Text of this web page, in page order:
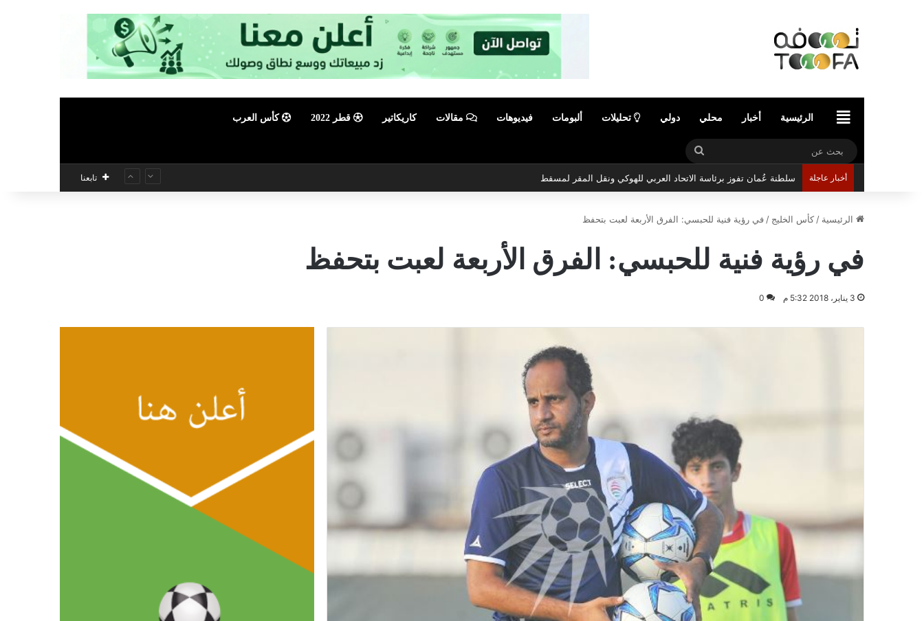
الرئيسيةالرئيسية أخبار محلي دولي تحليلات ألبومات فيديوهات مقالات كاريكاتير قطر 2022 كأس العرب
بحث
عن
أخبار عاجلة سلطنة عُمان تفوز برئاسة الاتحاد العربي للهوكي ونقل المقر لمسقط تابعنا
الرئيسية /كأس الخليج /في رؤية فنية للحبسي: الفرق الأربعة لعبت بتحفظ
في رؤية فنية للحبسي: الفرق الأربعة لعبت بتحفظ
3 يناير، 2018 5:32 م 0